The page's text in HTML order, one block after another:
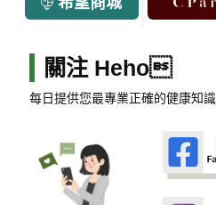
關注 Heho
每日提供您最專業正確的健康知識